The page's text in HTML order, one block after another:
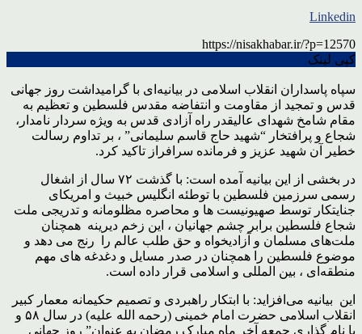
Linkedin
https://nisakhabar.ir/?p=12570
کپی لینک
سپاه پاسداران انقلاب اسلامی در بیانیه‌ای با گرامیداشت روز جهانی
قدس و تمجید از مقاومت و انتفاضه مقدس فلسطین و تعظیم به
مقام شامخ شهدای عالیقدر راه آزادی قدس به ویژه سردار نامدار،
شجاع و پرافتخار “شهید حاج قاسم سلیمانی” ، بر تداوم رسالت
خطیر آن شهید عزیز و فرمانده سرافراز تاکید کرد.
در بخشی از این بیانیه آمده است: با گذشت ۷۲ سال از اشغال
رسمی سرزمین فلسطین با توطئه انگلیس خبیث و امریکای
جنایتکار توسط صهیونیست ها و محاصره مظلومانه و تدریجی ملت
شجاع فلسطین برابر چشم جهانیان ، این زخم دیرینه همچنان
ملت‌های مسلمان و آزادیخواه و حق طلب عالم را رنج می دهد و
موضوع فلسطین را همچنان در صدر مسایل و دغدغه های مهم
منطقه‌ای ، بین المللی و اسلامی قرار داده است.
این بیانیه می‌افزاید: با ابتکار راهبردی و تصمیم حکیمانه معمار کبیر
انقلاب اسلامی حضرت امام خمینی (رحمه الله علیه) در سال ۵۸ و
با نام گذاری جمعه آخر ماه مبارک رمضان به عنوان” روز جهانی